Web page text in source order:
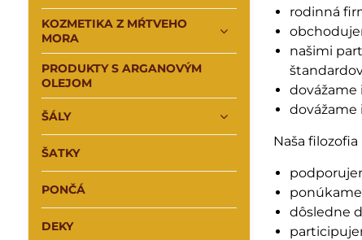
rodinná
našimi
dovážame
dovážame
Naša filozofia
dôsledne
KOZMETIKA Z MŔTVEHO
MORA
PRODUKTY S ARGANOVÝM
OLEJOM
ŠÁLY
ŠATKY
PONČÁ
DEKY